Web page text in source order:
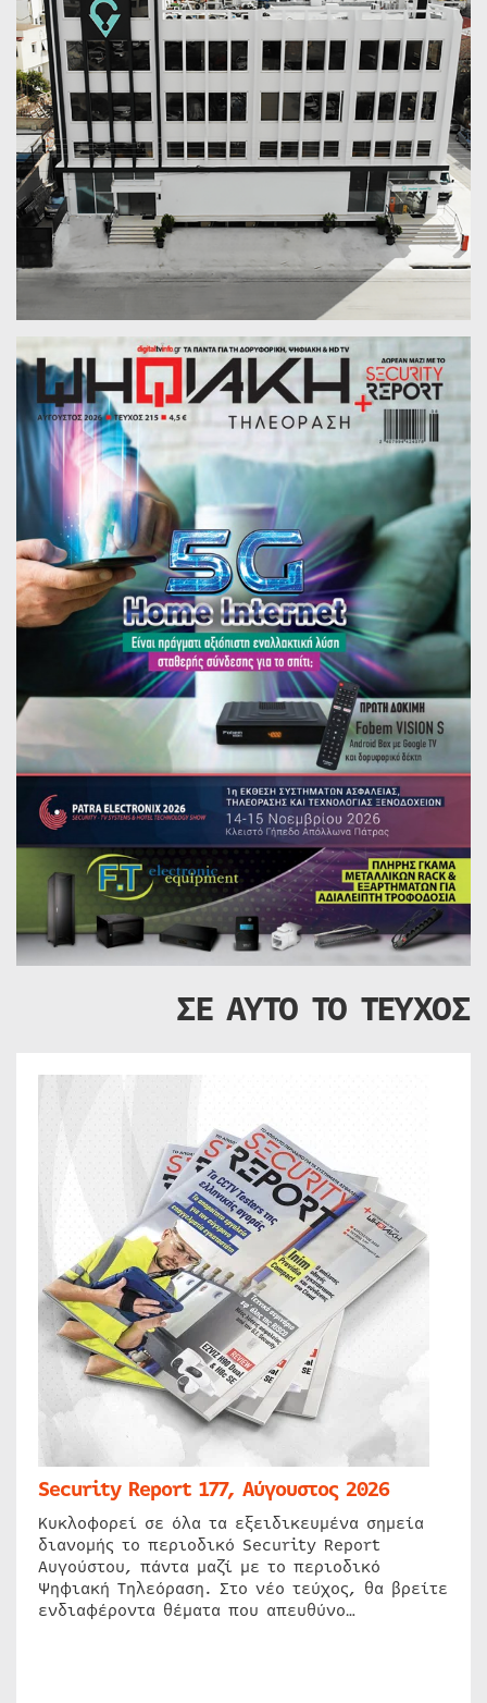
ΣΕ ΑΥΤΟ ΤΟ ΤΕΥΧΟΣ
Security Report 177, Αύγουστος 2026
Κυκλοφορεί σε όλα τα εξειδικευμένα σημεία
διανομής το περιοδικό Security Report
Αυγούστου, πάντα μαζί με το περιοδικό
Ψηφιακή Τηλεόραση. Στο νέο τεύχος, θα βρείτε
ενδιαφέροντα θέματα που απευθύνο…